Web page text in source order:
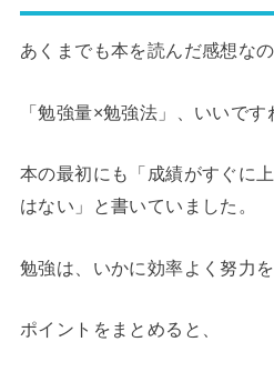
あくまでも本を読んだ感想な
「勉強量×勉強法」、いいです
本の最初にも「成績がすぐに
はない」と書いていました。
勉強は、いかに効率よく努力
ポイントをまとめると、